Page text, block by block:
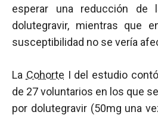
esperar una reducción de
dolutegravir, mientras que
susceptibilidad no se vería
La Cohorte I del estudio
de 27 voluntarios en los que
por dolutegravir (50mg una